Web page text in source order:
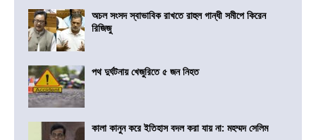
অচল সংসদ স্বাভাবিক রাখতে রাহুল গান্ধী সমীপে কিরেন
রিজিজু
পথ দুর্ঘটনায় খেজুরিতে ৫ জন নিহত
কালা কানুন করে ইতিহাস বদল করা যায় না: মহম্মদ সেলিম